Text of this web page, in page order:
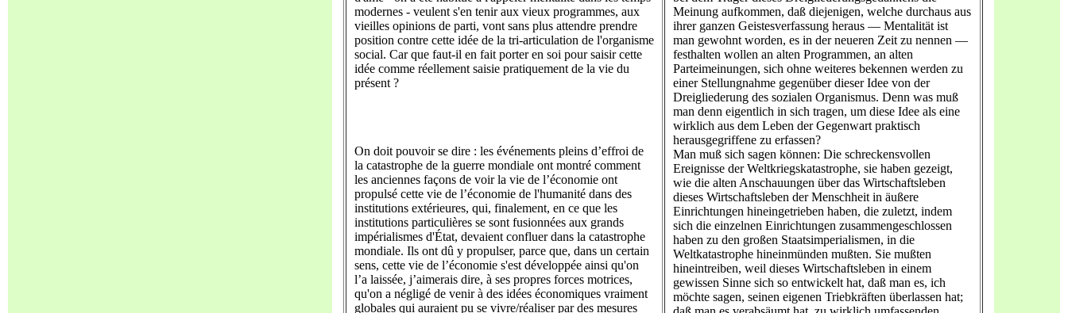
modernes - veulent s'en tenir aux vieux programmes, aux
vieilles opinions de parti, vont sans plus attendre prendre
position contre cette idée de la tri-articulation de l'organisme
social. Car que faut-il en fait porter en soi pour saisir cette
idée comme réellement saisie pratiquement de la vie du
présent ?
On doit pouvoir se dire : les événements pleins d’effroi de
la catastrophe de la guerre mondiale ont montré comment
les anciennes façons de voir la vie de l’économie ont
propulsé cette vie de l’économie de l'humanité dans des
institutions extérieures, qui, finalement, en ce que les
institutions particulières se sont fusionnées aux grands
impérialismes d'État, devaient confluer dans la catastrophe
mondiale. Ils ont dû y propulser, parce que, dans un certain
sens, cette vie de l’économie s'est développée ainsi qu'on
l’a laissée, j’aimerais dire, à ses propres forces motrices,
qu'on a négligé de venir à des idées économiques vraiment
globales qui auraient pu se vivre/réaliser par des mesures
Meinung aufkommen, daß diejenigen, welche durchaus aus
ihrer ganzen Geistesverfassung heraus — Mentalität ist
man gewohnt worden, es in der neueren Zeit zu nennen —
festhalten wollen an alten Programmen, an alten
Parteimeinungen, sich ohne weiteres bekennen werden zu
einer Stellungnahme gegenüber dieser Idee von der
Dreigliederung des sozialen Organismus. Denn was muß
man denn eigentlich in sich tragen, um diese Idee als eine
wirklich aus dem Leben der Gegenwart praktisch
herausgegriffene zu erfassen?
Man muß sich sagen können: Die schreckensvollen
Ereignisse der Weltkriegskatastrophe, sie haben gezeigt,
wie die alten Anschauungen über das Wirtschaftsleben
dieses Wirtschaftsleben der Menschheit in äußere
Einrichtungen hineingetrieben haben, die zuletzt, indem
sich die einzelnen Einrichtungen zusammengeschlossen
haben zu den großen Staatsimperialismen, in die
Weltkatastrophe hineinmünden mußten. Sie mußten
hineintreiben, weil dieses Wirtschaftsleben in einem
gewissen Sinne sich so entwickelt hat, daß man es, ich
möchte sagen, seinen eigenen Triebkräften überlassen hat;